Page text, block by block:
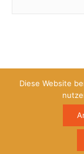
Copyright © 2026
Diese Website